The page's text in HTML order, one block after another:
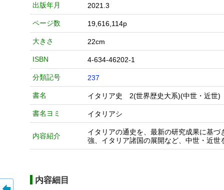
出版年月 2021.3
ページ数 19,616,114p
大きさ 22cm
ISBN 4-634-46202-1
分類記号 237
書名 イタリア史 2(世界歴史大系)(中世・近世)
書名ヨミ イタリアシ
内容紹介
イタリアの通史を、最新の研究成果に基
強、イタリア諸国の展開など、中世・近
内容細目